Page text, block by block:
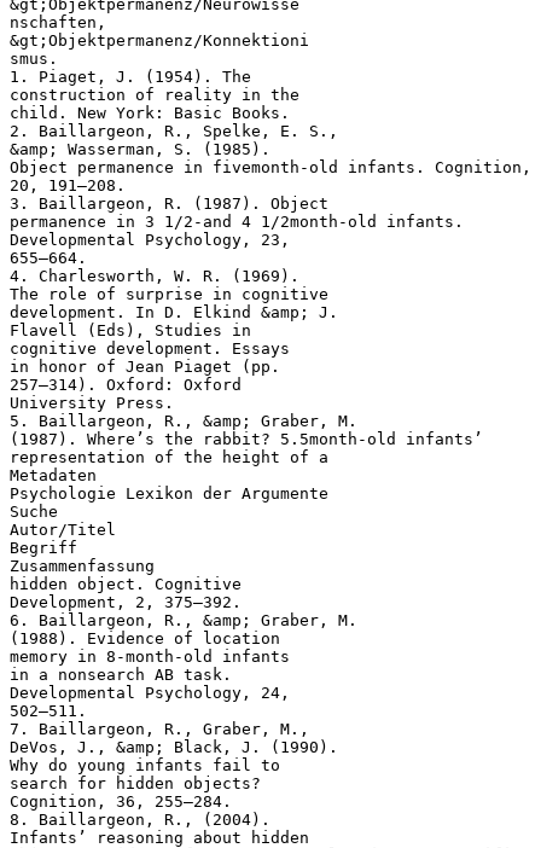
&gt;Objektpermanenz/Neurowisse
nschaften,
&gt;Objektpermanenz/Konnektioni
smus.
1. Piaget, J. (1954). The
construction of reality in the
child. New York: Basic Books.
2. Baillargeon, R., Spelke, E. S.,
&amp; Wasserman, S. (1985).
Object permanence in fivemonth-old infants. Cognition,
20, 191–208.
3. Baillargeon, R. (1987). Object
permanence in 3 1/2-and 4 1/2month-old infants.
Developmental Psychology, 23,
655–664.
4. Charlesworth, W. R. (1969).
The role of surprise in cognitive
development. In D. Elkind &amp; J.
Flavell (Eds), Studies in
cognitive development. Essays
in honor of Jean Piaget (pp.
257–314). Oxford: Oxford
University Press.
5. Baillargeon, R., &amp; Graber, M.
(1987). Where’s the rabbit? 5.5month-old infants’
representation of the height of a
Metadaten
Psychologie Lexikon der Argumente
Suche
Autor/Titel
Begriff
Zusammenfassung
hidden object. Cognitive
Development, 2, 375–392.
6. Baillargeon, R., &amp; Graber, M.
(1988). Evidence of location
memory in 8-month-old infants
in a nonsearch AB task.
Developmental Psychology, 24,
502–511.
7. Baillargeon, R., Graber, M.,
DeVos, J., &amp; Black, J. (1990).
Why do young infants fail to
search for hidden objects?
Cognition, 36, 255–284.
8. Baillargeon, R., (2004).
Infants’ reasoning about hidden